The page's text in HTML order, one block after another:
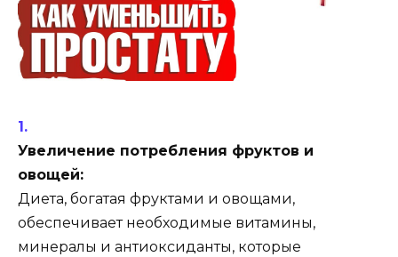
Увеличение потребления фруктов и
овощей:
Диета, богатая фруктами и овощами,
обеспечивает необходимые витамины,
минералы и антиоксиданты, которые